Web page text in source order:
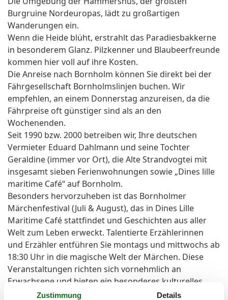
Burgruine Nordeuropas, lädt zu großartigen
Wanderungen ein.
Wenn die Heide blüht, erstrahlt das Paradiesbakkerne
in besonderem Glanz. Pilzkenner und Blaubeerfreunde
kommen hier voll auf ihre Kosten.
Die Anreise nach Bornholm können Sie direkt bei der
Fährgesellschaft Bornholmslinjen buchen. Wir
empfehlen, an einem Donnerstag anzureisen, da die
Fährpreise oft günstiger sind als an den
Wochenenden.
Seit 1990 bzw. 2000 betreiben wir, Ihre deutschen
Vermieter Eduard Dahlmann und seine Tochter
Geraldine (immer vor Ort), die Alte Strandvogtei mit
insgesamt sieben Ferienwohnungen sowie „Dines lille
maritime Café“ auf Bornholm.
Besonders hervorzuheben ist das Bornholmer
Märchenfestival (Juli & August), das in Dines Lille
Maritime Café stattfindet und Geschichten aus aller
Welt zum Leben erweckt. Talentierte Erzählerinnen
und Erzähler entführen Sie montags und mittwochs ab
18:30 Uhr in die magische Welt der Märchen. Diese
Veranstaltungen richten sich vornehmlich an
Erwachsene und bieten ein besonderes kulturelles
Erlebnis.Zustimmung Details